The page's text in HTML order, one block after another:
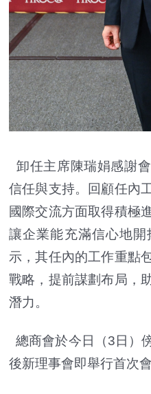
卸任主席陳瑞娟感謝
信任與支持。回顧任內
國際交流方面取得積極
讓企業能充滿信心地
示，其任內的工作重點
戰略，提前謀劃布局，
潛力。
總商會於今日（3日）
後新理事會即舉行首次